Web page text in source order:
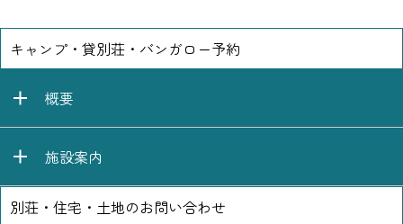
キャンプ・貸別荘・バンガロー予約
概要
施設案内
別荘・住宅・土地のお問い合わせ